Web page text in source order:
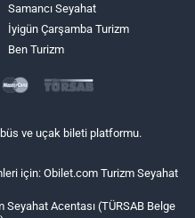
Samancı Seyahat
İyigün Çarşamba Turizm
Ben Turizm
ve uçak bileti platformu.
için: Obilet.com Turizm Seyahat
Acentası (TÜRSAB Belge